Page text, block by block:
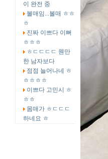
이 완전 중
볼매임...볼매 ㅎㅎ
ㅎ
진짜 이쁘다 이뻐
ㅎㅎㅎ
ㅎㄷㄷㄷㄷ 웬만
한 남자보다
점점 늘어나네 ㅎ
ㅎㅎㅎㅎ
이쁘다 고민시 ㅎ
ㅎㅎ
몸매가 ㅎㄷㄷㄷ
하네요 ㅎ